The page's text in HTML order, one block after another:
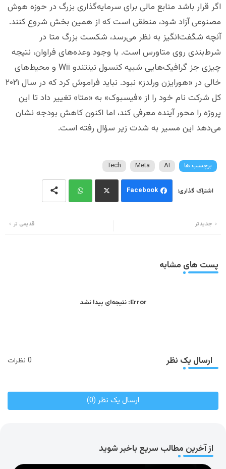
اگر قرار باشد منابع مالی برای سرمایه‌گذاری بزرگ در حوزه هوش
مصنوعی آزاد شود، منطقی است که از همین بخش شروع کنند.
آنچه شگفت‌انگیز به نظر می‌رسد، شکست بزرگ متا در
شرط‌بندی روی متاورس است. با وجود وعده‌های فراوان، نتیجه
چیزی جز گرافیک‌هایی شبیه کنسول نینتندو Wii و محیط‌های
خالی در «هورایزن ورلدز» نبود. نباید فراموش کرد که در سال ۲۰۲۱
کل شرکت نام خود را از «فیسبوک» به «متا» تغییر داد تا این
پروژه را محور آینده معرفی کند، اما اکنون کاهش بودجه نشان
می‌دهد این مسیر به شدت زیر سؤال رفته است.
برچسب ها AI
Meta
Tech
Facebook
جدیدتر قدیمی تر
پست های مشابه
Error: نتیجه‌ای پیدا نشد
ارسال یک نظر 0 نظرات
ارسال یک نظر (0)
از آخرین مطالب سریع باخبر شوید